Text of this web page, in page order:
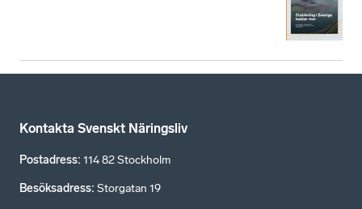
Kontakta Svenskt Näringsliv
Postadress: 114 82 Stockholm
Besöksadress: Storgatan 19